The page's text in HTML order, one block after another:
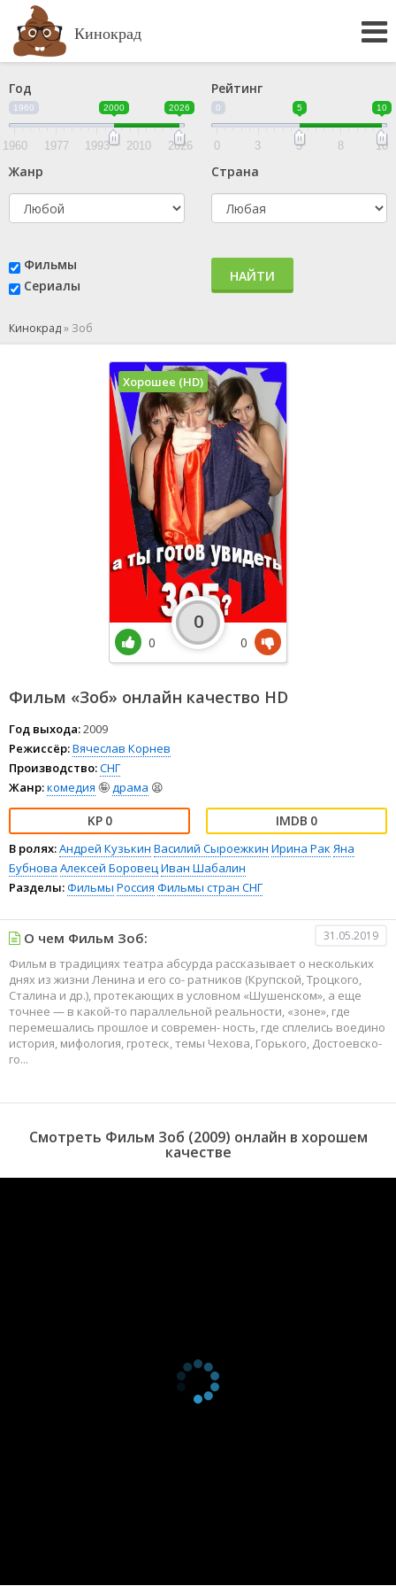
Кинокрад
Год
1960 2000 2026
1960 1977 1993 2010 2026
Рейтинг
0 5 10
0 3 5 8 10
Жанр Страна
Фильмы
Сериалы
НАЙТИ
Кинокрад» Зоб
Фильм «Зоб» онлайн качество HD
Год выхода:2009
Режиссёр:Вячеслав Корнев
Производство:СНГ
Жанр:комедия 🤪 драма 😫
0 0
В ролях:Андрей Кузькин Василий Сыроежкин Ирина Рак Яна
Бубнова Алексей Боровец Иван Шабалин
Разделы:Фильмы Россия Фильмы стран СНГ
Хорошее (HD)
0
0
0
О чем Фильм Зоб: 31.05.2019
Фильм в традициях театра абсурда рассказывает о нескольких
днях из жизни Ленина и его со- ратников (Крупской, Троцкого,
Сталина и др.), протекающих в условном «Шушенском», а еще
точнее — в какой-то параллельной реальности, «зоне», где
перемешались прошлое и современ- ность, где сплелись воедино
история, мифология, гротеск, темы Чехова, Горького, Достоевско-
го...
Смотреть Фильм Зоб (2009) онлайн в хорошем
качестве